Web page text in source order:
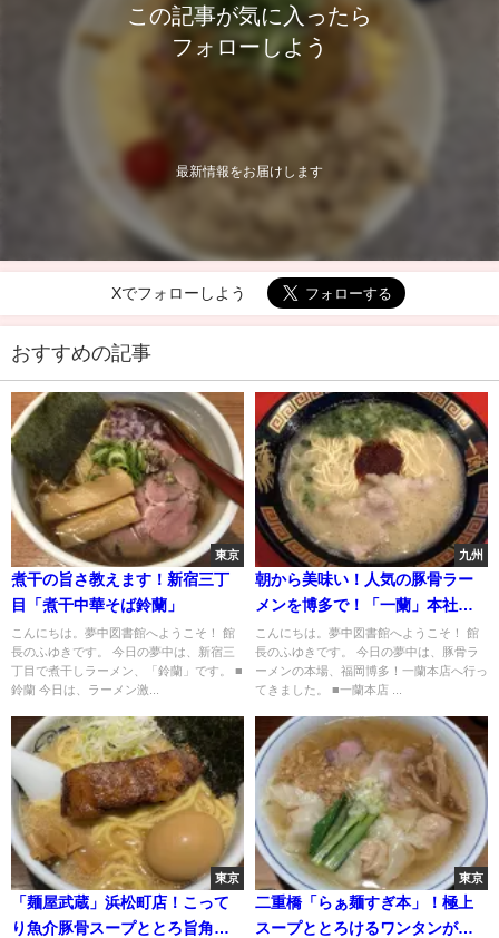
この記事が気に入ったら
フォローしよう
最新情報をお届けします
Xでフォローしよう
おすすめの記事
東京
煮干の旨さ教えます！新宿三丁
目「煮干中華そば鈴蘭」
こんにちは。夢中図書館へようこそ！ 館
長のふゆきです。 今日の夢中は、新宿三
丁目で煮干しラーメン、「鈴蘭」です。 ■
鈴蘭 今日は、ラーメン激...
九州
朝から美味い！人気の豚骨ラー
メンを博多で！「一蘭」本社総
本店
こんにちは。夢中図書館へようこそ！ 館
長のふゆきです。 今日の夢中は、豚骨ラ
ーメンの本場、福岡博多！一蘭本店へ行っ
てきました。 ■一蘭本店 ...
東京
「麺屋武蔵」浜松町店！こって
り魚介豚骨スープととろ旨角
東京
二重橋「らぁ麺すぎ本」！極上
スープととろけるワンタンが織